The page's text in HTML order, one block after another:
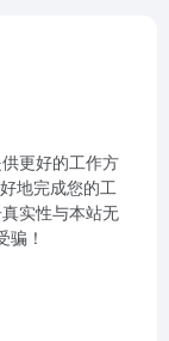
更好的工作方
地完成您的工
实性与本站无
骗！